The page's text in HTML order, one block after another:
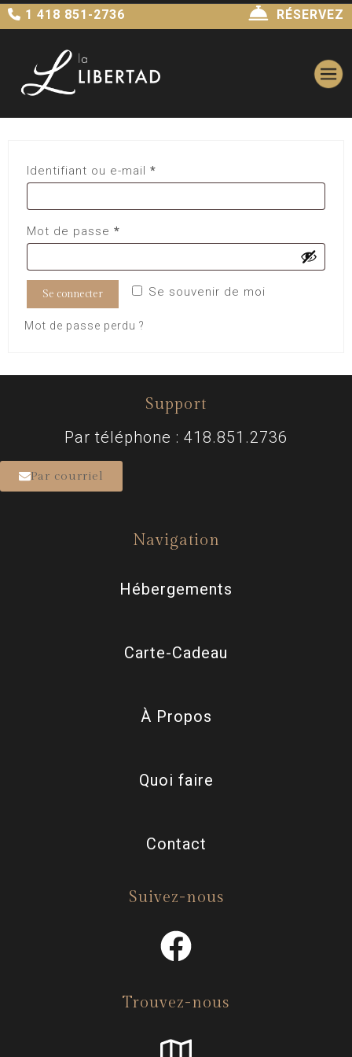
1 418 851-2736 RÉSERVEZ
Identifiant ou e-mail *
Mot de passe *
Se souvenir de moi
Se connecter
Mot de passe perdu ?
Support
Par téléphone : 418.851.2736
Par courriel
Navigation
Hébergements
Carte-Cadeau
À Propos
Quoi faire
Contact
Suivez-nous
Trouvez-nous